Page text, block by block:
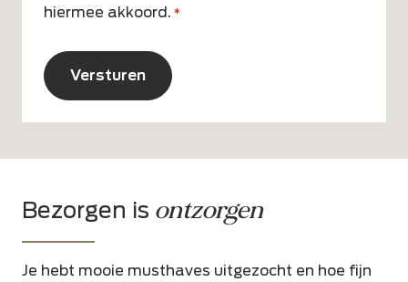
hiermee akkoord. *
Bezorgen is ontzorgen
Je hebt mooie musthaves uitgezocht en hoe fijn